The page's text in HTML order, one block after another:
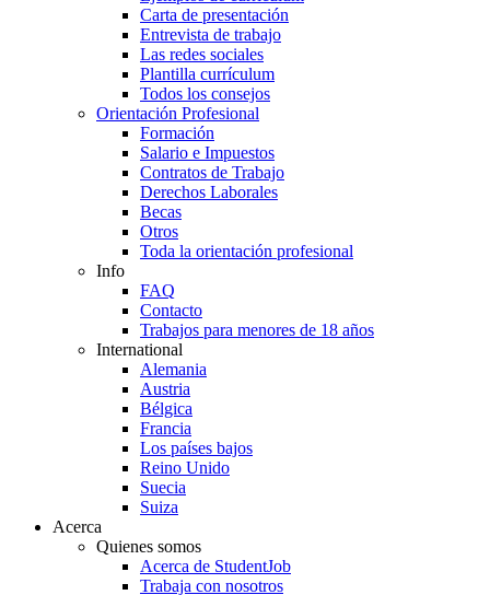
Carta de presentación
Entrevista de trabajo
Las redes sociales
Plantilla currículum
Todos los consejos
Orientación Profesional
Formación
Salario e Impuestos
Contratos de Trabajo
Derechos Laborales
Becas
Otros
Toda la orientación profesional
Info
FAQ
Contacto
Trabajos para menores de 18 años
International
Alemania
Austria
Bélgica
Francia
Los países bajos
Reino Unido
Suecia
Suiza
Acerca
Quienes somos
Acerca de StudentJob
Trabaja con nosotros